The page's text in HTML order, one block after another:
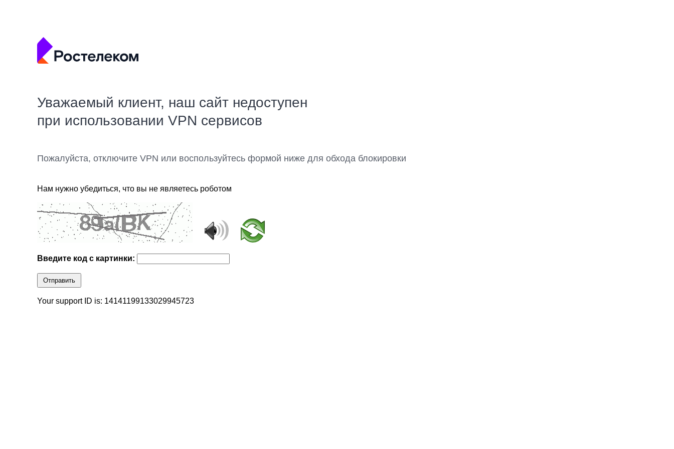
Уважаемый клиент, наш сайт недоступен
при использовании VPN сервисов
Пожалуйста, отключите VPN или воспользуйтесь формой ниже для обхода блокировки
Нам нужно убедиться, что вы не являетесь роботом
Введите код с картинки:
Отправить
Your support ID is: 14141199133029945723